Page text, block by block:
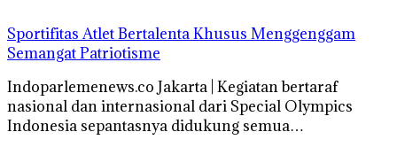
Sportifitas Atlet Bertalenta Khusus Menggenggam
Semangat Patriotisme
Indoparlemenews.co Jakarta | Kegiatan bertaraf
nasional dan internasional dari Special Olympics
Indonesia sepantasnya didukung semua…